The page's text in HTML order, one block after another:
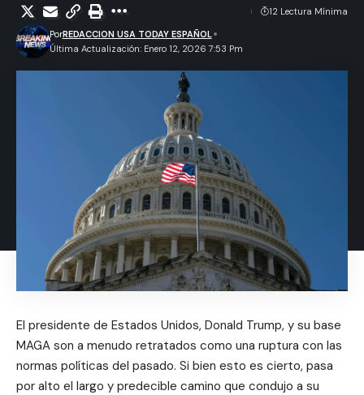
Última Actualización: Enero 12, 2026 7:53 Pm
PorREDACCION USA TODAY ESPAÑOL
12 Lectura Mínima
El presidente de Estados Unidos, Donald Trump, y su base
MAGA son a menudo retratados como una ruptura con las
normas políticas del pasado. Si bien esto es cierto, pasa
por alto el largo y predecible camino que condujo a su